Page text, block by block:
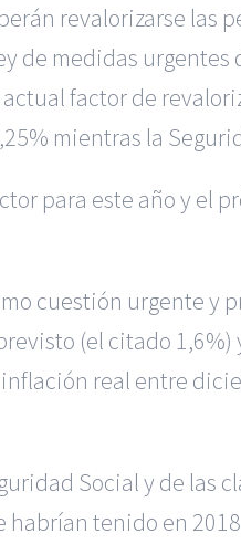
revalorizarse las
de medidas urgentes
factor de
mientras la
para este año y el
cuestión urgente y
(el citado
real entre
Social y de las
tenido en